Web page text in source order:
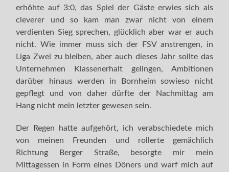
erhöhte auf 3:0, das Spiel der Gäste erwies sich als
cleverer und so kam man zwar nicht von einem
verdienten Sieg sprechen, glücklich aber war er auch
nicht. Wie immer muss sich der FSV anstrengen, in
Liga Zwei zu bleiben, aber auch dieses Jahr sollte das
Unternehmen Klassenerhalt gelingen, Ambitionen
darüber hinaus werden in Bornheim sowieso nicht
gepflegt und von daher dürfte der Nachmittag am
Hang nicht mein letzter gewesen sein.
Der Regen hatte aufgehört, ich verabschiedete mich
von meinen Freunden und rollerte gemächlich
Richtung Berger Straße, besorgte mir mein
Mittagessen in Form eines Döners und warf mich auf